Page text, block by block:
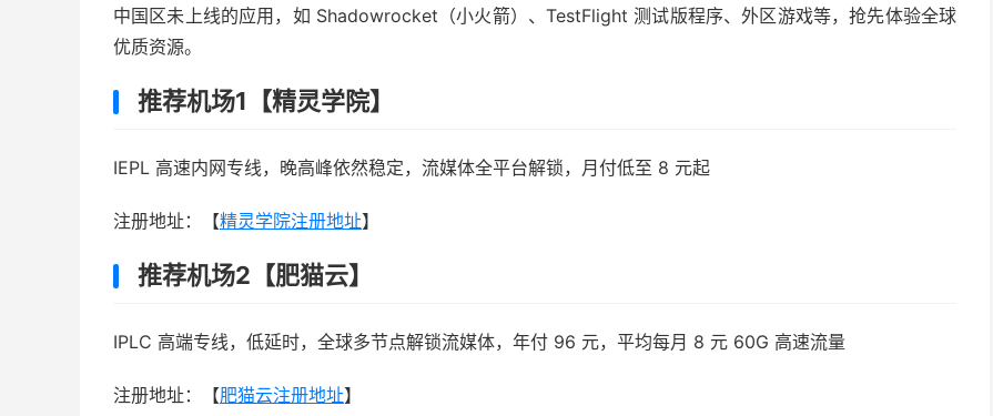
中国区未上线的应用，如 Shadowrocket（小火箭）、TestFlight 测试版程序、外区游戏等，抢先体验全球
优质资源。
推荐机场1【精灵学院】
IEPL 高速内网专线，晚高峰依然稳定，流媒体全平台解锁，月付低至 8 元起
注册地址：【精灵学院注册地址】
推荐机场2【肥猫云】
IPLC 高端专线，低延时，全球多节点解锁流媒体，年付 96 元，平均每月 8 元 60G 高速流量
注册地址：【肥猫云注册地址】